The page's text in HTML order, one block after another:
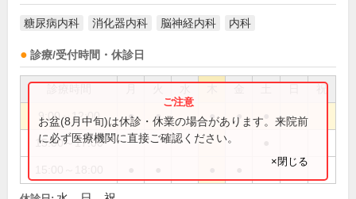
糖尿病内科 消化器内科 脳神経内科 内科
診療/受付時間・休診日
祝
9:00～12:00 ● ● ● ●
15:00～17:00
お盆(8月中旬)は休診・休業の場合があります。来院前
に必ず医療機関に直接ご確認ください。
×閉じる